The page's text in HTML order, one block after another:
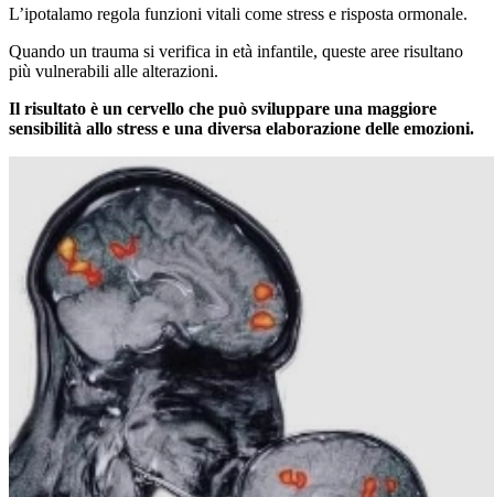
L’ipotalamo regola funzioni vitali come stress e risposta ormonale.
Quando un trauma si verifica in età infantile, queste aree risultano
più vulnerabili alle alterazioni.
Il risultato è un cervello che può sviluppare una maggiore
sensibilità allo stress e una diversa elaborazione delle emozioni.